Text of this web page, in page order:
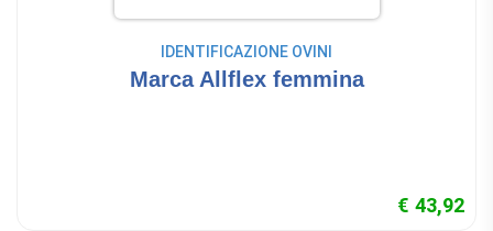
IDENTIFICAZIONE OVINI
Marca Allflex femmina
€ 43,92